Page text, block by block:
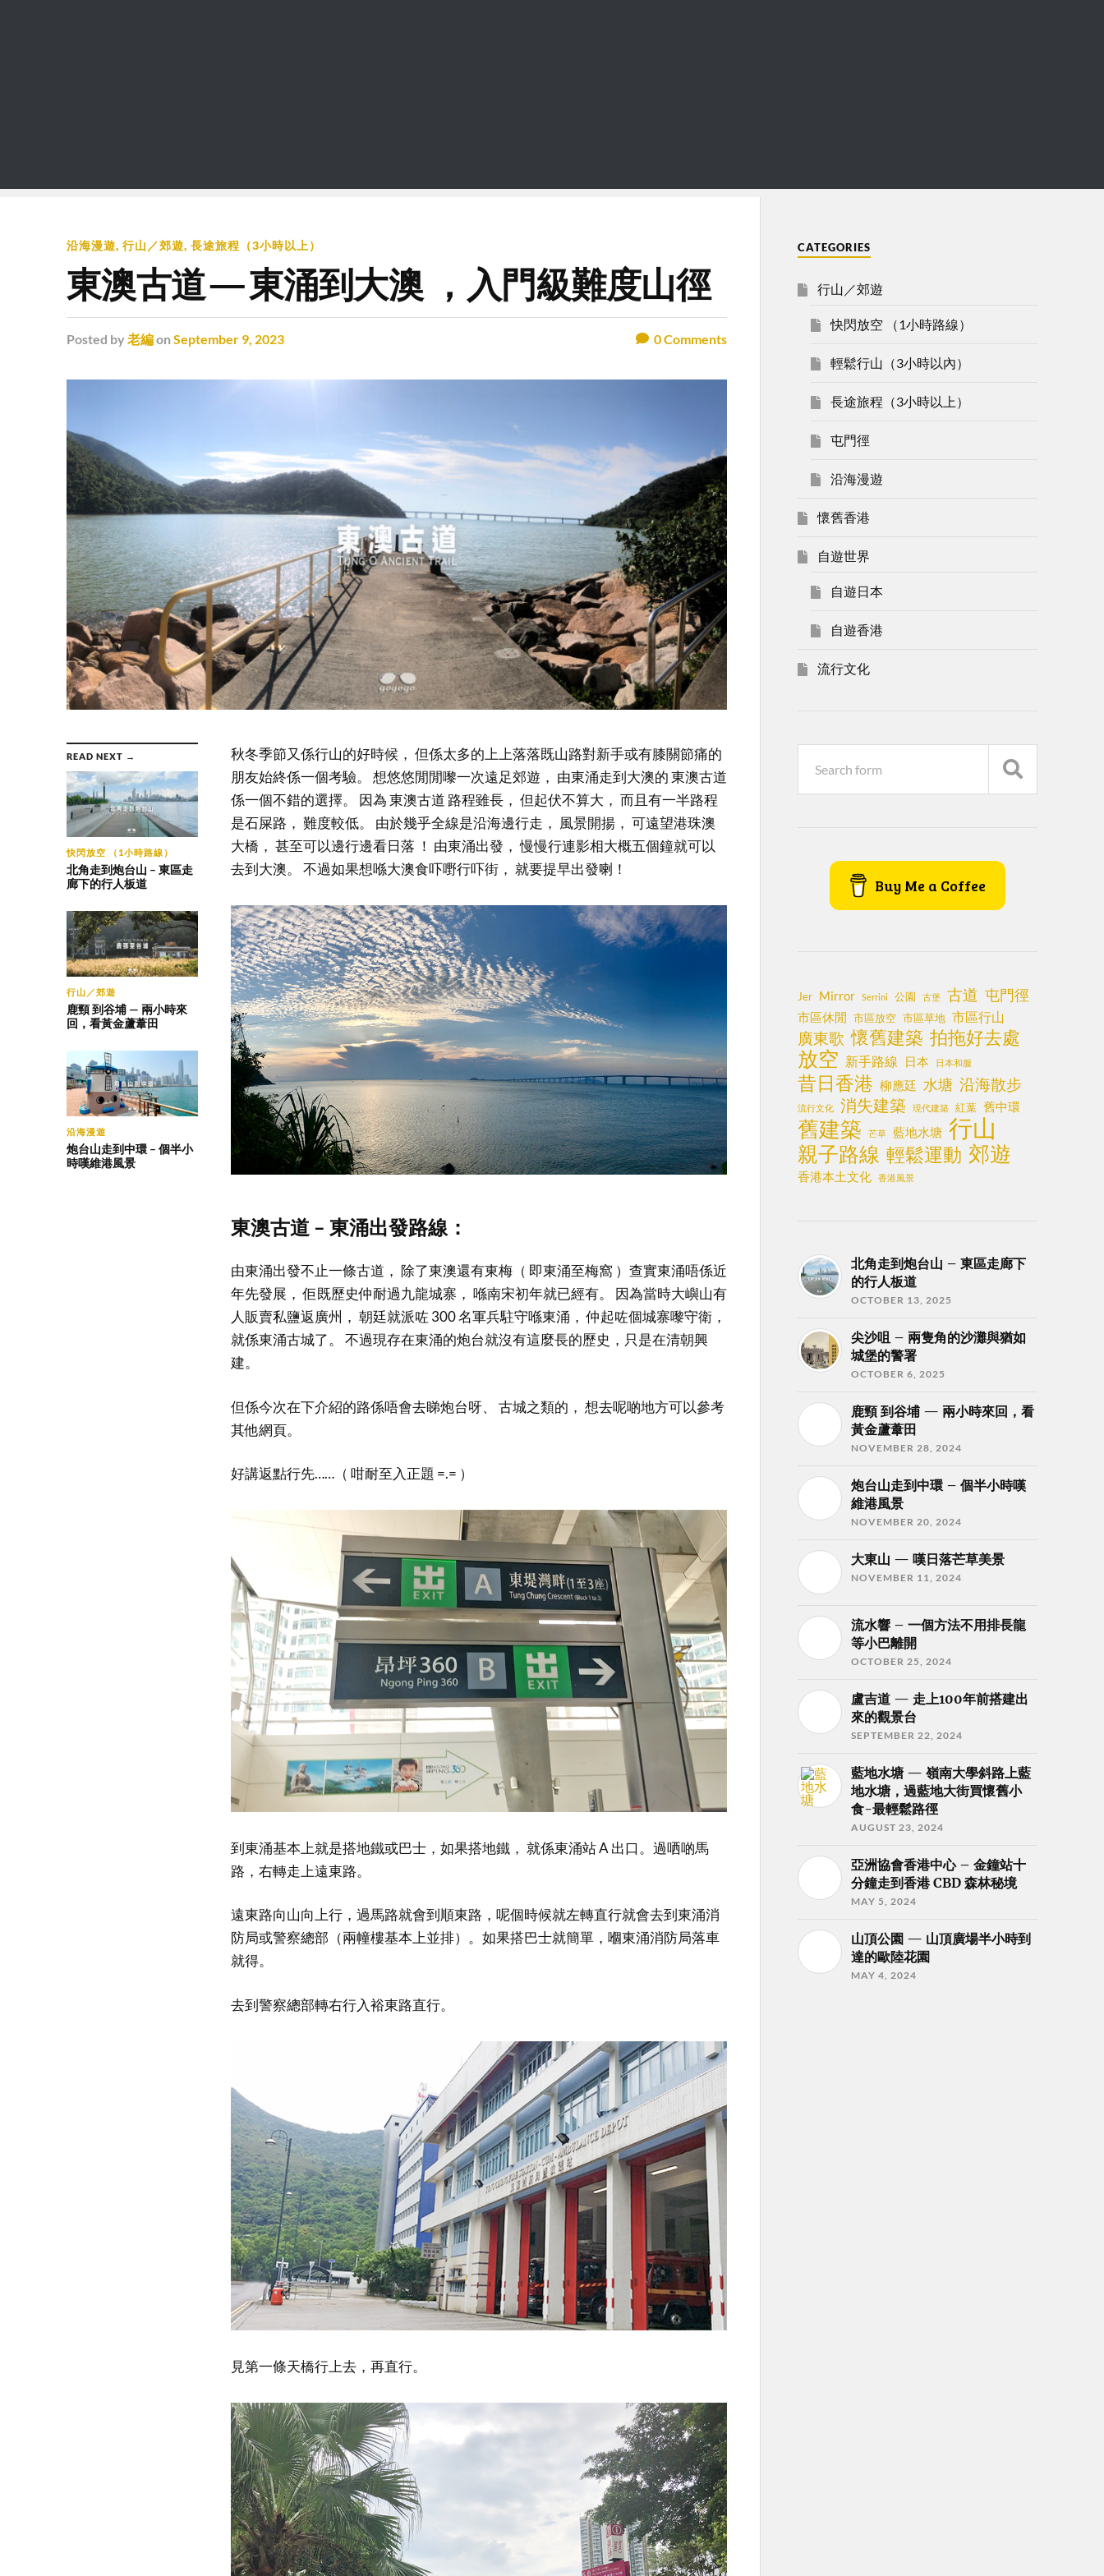
沿海漫遊, 行山／郊遊, 長途旅程（3小時以上）
東澳古道—東涌到大澳 ，入門級難度山徑
Posted by 老編on September 9, 2023 0Comments
READ NEXT →
快閃放空 （1小時路線）
北角走到炮台山 – 東區走
廊下的行人板道
行山／郊遊
鹿頸 到谷埔 — 兩小時來
回，看黃金蘆葦田
沿海漫遊
炮台山走到中環 – 個半小
時嘆維港風景
秋冬季節又係行山的好時候， 但係太多的上上落落既山路對新手或有膝關節痛的
朋友始終係一個考驗。 想悠悠閒閒嚟一次遠足郊遊， 由東涌走到大澳的 東澳古道
係一個不錯的選擇。 因為 東澳古道 路程雖長， 但起伏不算大， 而且有一半路程
是石屎路， 難度較低。 由於幾乎全線是沿海邊行走， 風景開揚， 可遠望港珠澳
大橋， 甚至可以邊行邊看日落 ！ 由東涌出發， 慢慢行連影相大概五個鐘就可以
去到大澳。 不過如果想喺大澳食吓嘢行吓街， 就要提早出發喇！
東澳古道 – 東涌出發路線：
由東涌出發不止一條古道， 除了東澳還有東梅（ 即東涌至梅窩 ）查實東涌唔係近
年先發展， 佢既歷史仲耐過九龍城寨， 喺南宋初年就已經有。 因為當時大嶼山有
人販賣私鹽返廣州， 朝廷就派咗 300 名軍兵駐守喺東涌， 仲起咗個城寨嚟守衛，
就係東涌古城了。 不過現存在東涌的炮台就沒有這麼長的歷史，只是在清朝興
建。
但係今次在下介紹的路係唔會去睇炮台呀、 古城之類的， 想去呢啲地方可以參考
其他網頁。
好講返點行先……（ 咁耐至入正題 =.= ）
到東涌基本上就是搭地鐵或巴士，如果搭地鐵， 就係東涌站 A 出口。過哂啲馬
路，右轉走上遠東路。
遠東路向山向上行，過馬路就會到順東路，呢個時候就左轉直行就會去到東涌消
防局或警察總部（兩幢樓基本上並排）。如果搭巴士就簡單，嗰東涌消防局落車
就得。
去到警察總部轉右行入裕東路直行。
見第一條天橋行上去，再直行。
CATEGORIES
行山／郊遊
快閃放空 （1小時路線）
輕鬆行山（3小時以內）
長途旅程（3小時以上）
屯門徑
沿海漫遊
懷舊香港
自遊世界
自遊日本
自遊香港
流行文化
Buy Me a Coffee
Jer Mirror Serrini 公園 古堡 古道 屯門徑
市區休閒 市區放空 市區草地 市區行山
廣東歌 懷舊建築 拍拖好去處
放空 新手路線 日本 日本和服
昔日香港 柳應廷 水塘 沿海散步
流行文化 消失建築 現代建築 紅葉 舊中環
舊建築 芒草 藍地水塘 行山
親子路線 輕鬆運動 郊遊
香港本土文化 香港風景
北角走到炮台山 – 東區走廊下
的行人板道
OCTOBER 13, 2025
尖沙咀 – 兩隻角的沙灘與猶如
城堡的警署
OCTOBER 6, 2025
鹿頸 到谷埔 — 兩小時來回，看
黃金蘆葦田
NOVEMBER 28, 2024
炮台山走到中環 – 個半小時嘆
維港風景
NOVEMBER 20, 2024
大東山 — 嘆日落芒草美景
NOVEMBER 11, 2024
流水響 – 一個方法不用排長龍
等小巴離開
OCTOBER 25, 2024
盧吉道 — 走上100年前搭建出
來的觀景台
SEPTEMBER 22, 2024
藍地水塘 — 嶺南大學斜路上藍
地水塘，過藍地大街買懷舊小
食-最輕鬆路徑
AUGUST 23, 2024
亞洲協會香港中心 – 金鐘站十
分鐘走到香港 CBD 森林秘境
MAY 5, 2024
山頂公園 — 山頂廣場半小時到
達的歐陸花園
MAY 4, 2024